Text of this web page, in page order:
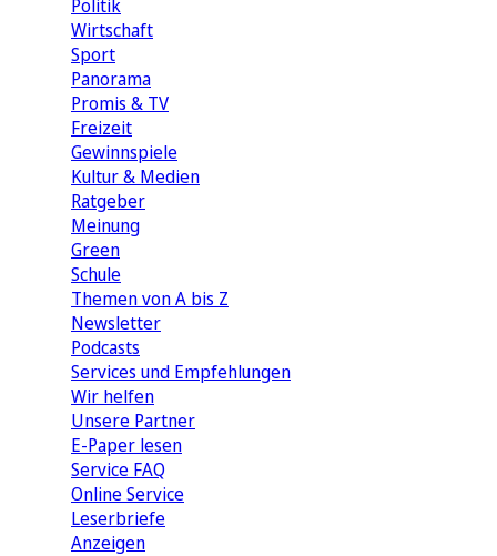
Politik
Wirtschaft
Sport
Panorama
Promis & TV
Freizeit
Gewinnspiele
Kultur & Medien
Ratgeber
Meinung
Green
Schule
Themen von A bis Z
Newsletter
Podcasts
Services und Empfehlungen
Wir helfen
Unsere Partner
E-Paper lesen
Service FAQ
Online Service
Leserbriefe
Anzeigen